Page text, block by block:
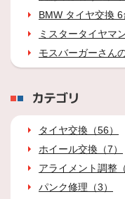
BMW タイヤ交換
ミスタータイヤマ
モスバーガーさん
カテゴリ
タイヤ交換（56）
ホイール交換（7）
アライメント調整（
パンク修理（3）